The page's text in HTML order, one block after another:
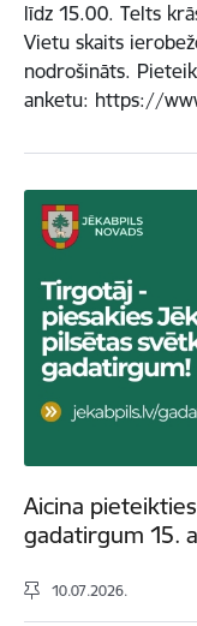
līdz 15.00. Telts
Vietu skaits
nodrošināts.
anketu: https://
Aicina
gadatirgum 15.
10.07.2026.